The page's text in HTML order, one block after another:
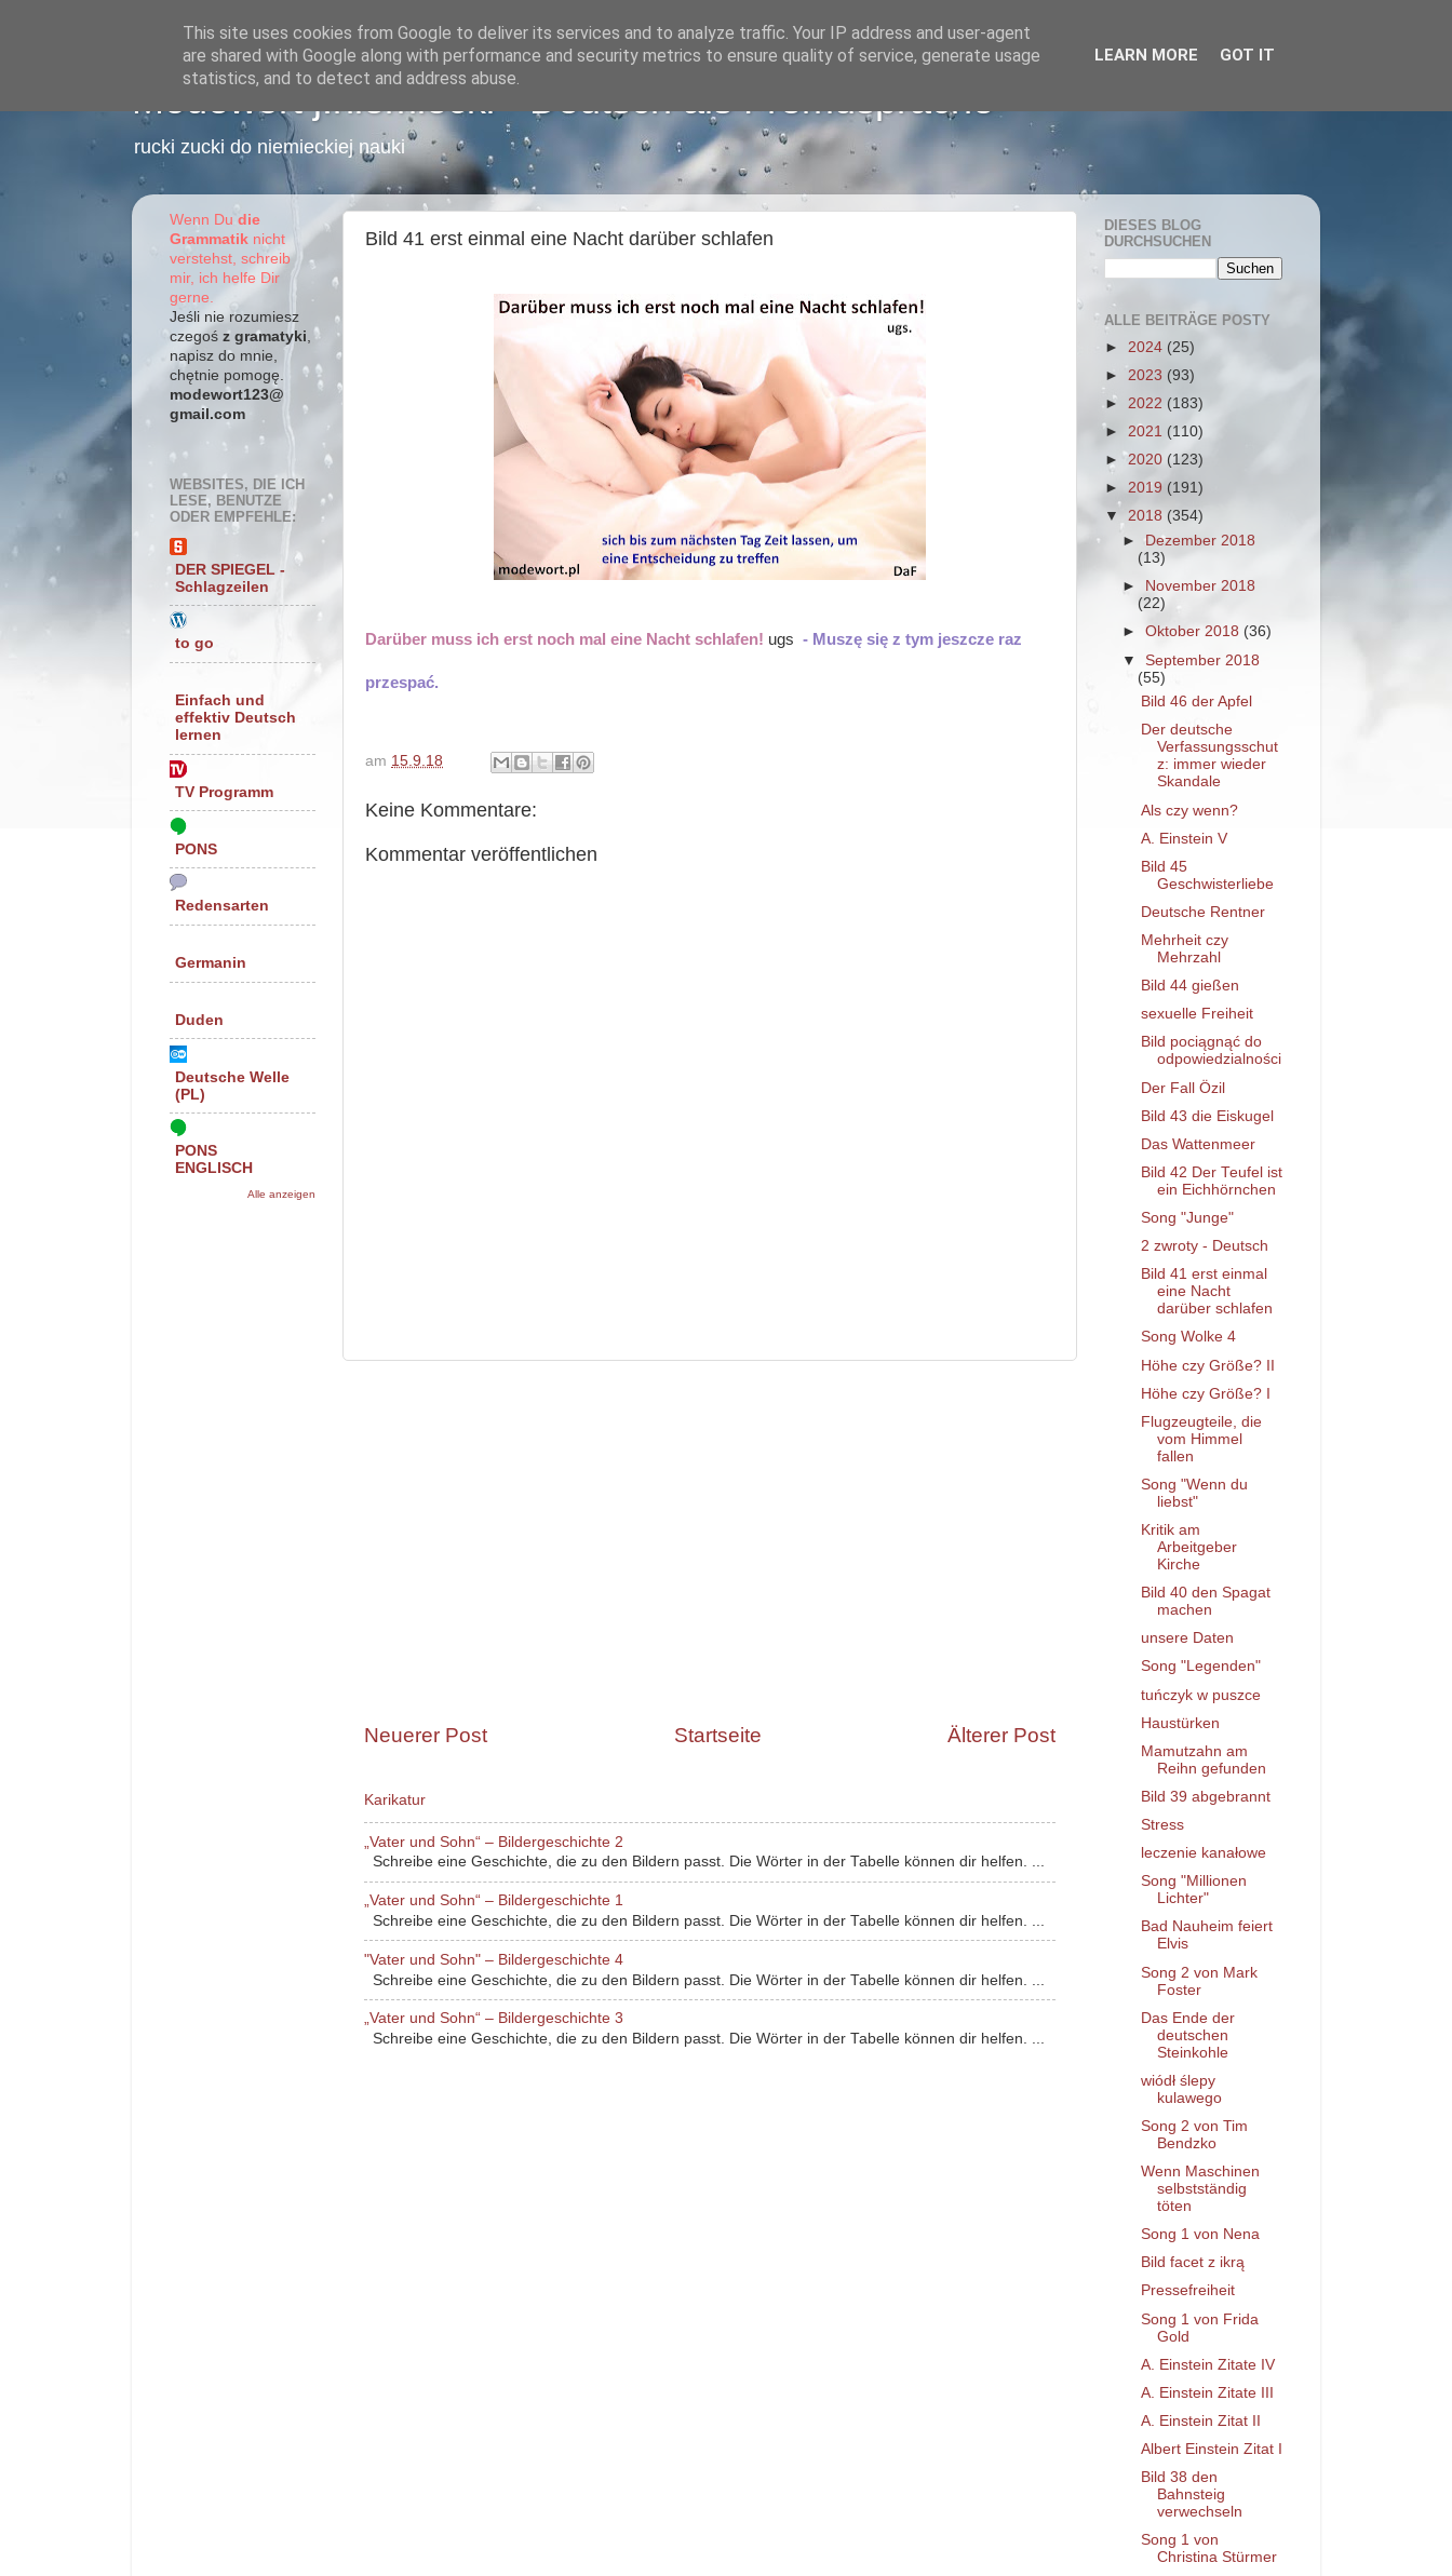
Modewort j.niemiecki - Deutsch als Fremdsprache
rucki zucki do niemieckiej nauki
Bild 41 erst einmal eine Nacht darüber schlafen
Darüber muss ich erst noch mal eine Nacht schlafen! ugs - Muszę się z tym jeszcze raz
przespać.
am 15.9.18
Keine Kommentare:
Kommentar veröffentlichen
Neuerer Post Älterer Post
Startseite
Karikatur
„Vater und Sohn“ – Bildergeschichte 2
Schreibe eine Geschichte, die zu den Bildern passt. Die Wörter in der Tabelle können dir helfen. ...
„Vater und Sohn“ – Bildergeschichte 1
Schreibe eine Geschichte, die zu den Bildern passt. Die Wörter in der Tabelle können dir helfen. ...
"Vater und Sohn" – Bildergeschichte 4
Schreibe eine Geschichte, die zu den Bildern passt. Die Wörter in der Tabelle können dir helfen. ...
„Vater und Sohn“ – Bildergeschichte 3
Schreibe eine Geschichte, die zu den Bildern passt. Die Wörter in der Tabelle können dir helfen. ...
Wenn Dudie
Grammatik nicht
verstehst, schreib
mir, ich helfe Dir
gerne.
Jeśli nie rozumiesz
czegoś z gramatyki
napisz do mnie,
chętnie pomogę.
modewort123@
gmail.com
WEBSITES, DIE ICH
LESE, BENUTZE
ODER EMPFEHLE:
DER SPIEGEL -
Schlagzeilen
to go
Einfach und
effektiv Deutsch
lernen
TV Programm
PONS
Redensarten
Germanin
Duden
Deutsche Welle
(PL)
PONS
ENGLISCH
Alle anzeigen
DIESES BLOG
DURCHSUCHEN
ALLE BEITRÄGE POSTY
► 2024 (25)
► 2023 (93)
► 2022 (183)
► 2021 (110)
►2020 (123)
► 2019 (191)
▼ 2018 (354)
►Dezember 2018
(13)
►
November 2018
(22)
►Oktober 2018 (36)
▼September 2018
(55)
Bild 46 der Apfel
Der deutsche
Verfassungsschut
z: immer wieder
Skandale
Als czy wenn?
A. Einstein V
Bild 45
Geschwisterliebe
Deutsche Rentner
Mehrheit czy
Mehrzahl
Bild 44 gießen
sexuelle Freiheit
Bild pociągnąć do
odpowiedzialności
Der Fall Özil
Bild 43 die Eiskugel
Das Wattenmeer
Bild 42 Der Teufel ist
ein Eichhörnchen
Song "Junge"
2 zwroty - Deutsch
Bild 41 erst einmal
eine Nacht
darüber schlafen
Song Wolke 4
Höhe czy Größe? II
Höhe czy Größe? I
Flugzeugteile, die
vom Himmel
fallen
Song "Wenn du
liebst"
Kritik am
Arbeitgeber
Kirche
Bild 40 den Spagat
machen
unsere Daten
Song "Legenden"
tuńczyk w puszce
Haustürken
Mamutzahn am
Reihn gefunden
Bild 39 abgebrannt
Stress
leczenie kanałowe
Song "Millionen
Lichter"
Bad Nauheim feiert
Elvis
Song 2 von Mark
Foster
Das Ende der
deutschen
Steinkohle
wiódł ślepy
kulawego
Song 2 von Tim
Bendzko
Wenn Maschinen
selbstständig
töten
Song 1 von Nena
Bild facet z ikrą
Pressefreiheit
Song 1 von Frida
Gold
A. Einstein Zitate IV
A. Einstein Zitate III
A. Einstein Zitat II
Albert Einstein Zitat I
Bild 38 den
Bahnsteig
verwechseln
Song 1 von
Christina Stürmer
This site uses cookies from Google to deliver its services and to analyze traffic. Your IP address and user-agent
are shared with Google along with performance and security metrics to ensure quality of service, generate usage
statistics, and to detect and address abuse.
LEARN MORE GOT IT